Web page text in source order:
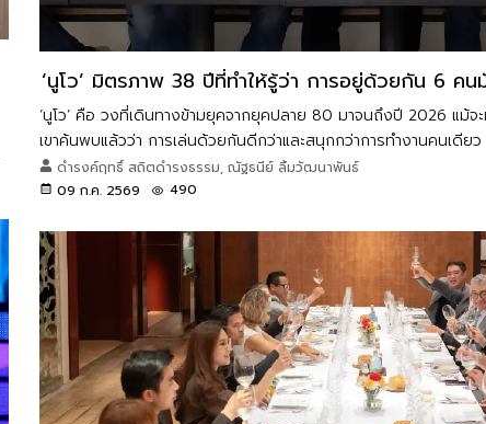
‘นูโว’ มิตรภาพ 38 ปีที่ทำให้รู้ว่า การอยู่ด้วยกัน 6 คน
‘นูโว’ คือ วงที่เดินทางข้ามยุคจากยุคปลาย 80 มาจนถึงปี 2026 แม้
เขาค้นพบแล้วว่า การเล่นด้วยกันดีกว่าและสนุกกว่าการทำงานคนเดียว
ดำรงค์ฤทธิ์ สถิตดำรงธรรม, ณัฐธนีย์ ลิ้มวัฒนาพันธ์
09 ก.ค. 2569
490